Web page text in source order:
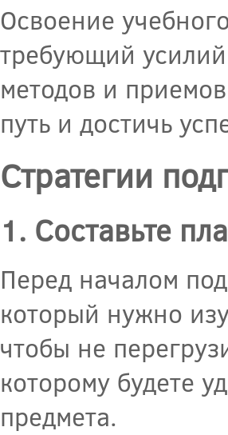
Освоение
требующий
методов и
путь и достичь
Стратегии
1. Составьте
Перед началом
который нужно
чтобы не
которому будете
предмета.